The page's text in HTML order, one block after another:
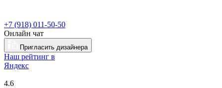
+7 (918) 011-50-50
Онлайн чат
Пригласить дизайнера
Наш рейтинг в
Яндекс
4.6